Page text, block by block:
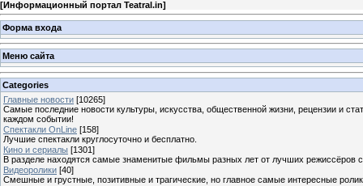
[Информационный портал Teatral.in]
Форма входа
Меню сайта
Categories
Главные новости [10265]
Самые последние новости культуры, искусства, общественной жизни, рецензии и
каждом событии!
Спектакли OnLine [158]
Лучшие спектакли круглосуточно и бесплатно.
Кино и сериалы [1301]
В разделе находятся самые знаменитые фильмы разных лет от лучших режиссёров
Видеоролики [40]
Смешные и грустные, позитивные и трагические, но главное самые интересные